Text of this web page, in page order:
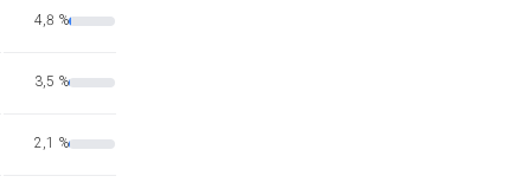
4,8 %
3,5 %
2,1 %